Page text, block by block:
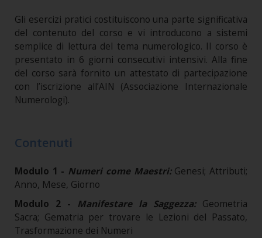
Gli esercizi pratici costituiscono una parte significativa
del contenuto del corso e vi introducono a sistemi
semplice di lettura del tema numerologico. Il corso è
presentato in 6 giorni consecutivi intensivi. Alla fine
del corso sarà fornito un attestato di partecipazione
con l’iscrizione all’AIN (Associazione Internazionale
Numerologi).
Contenuti
Modulo 1 - Numeri come Maestri: Genesi; Attributi;
Anno, Mese, Giorno
Modulo 2 -
Manifestare la Saggezza: Geometria
Sacra; Gematria per trovare le Lezioni del Passato,
Trasformazione dei Numeri